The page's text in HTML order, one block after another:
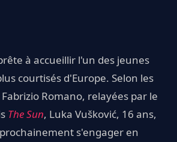
à accueillir l'un des jeunes
courtisés d'Europe. Selon les
Romano, relayées par le
The Sun, Luka Vušković, 16 ans,
s'engager en